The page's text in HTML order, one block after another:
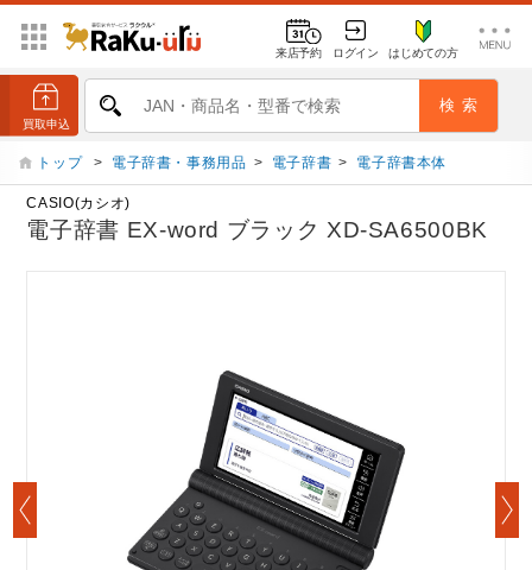
来店予約 ログイン はじめての方
トップ > 電子辞書・事務用品 > 電子辞書 > 電子辞書本体
CASIO(カシオ)
電子辞書 EX-word ブラック XD-SA6500BK